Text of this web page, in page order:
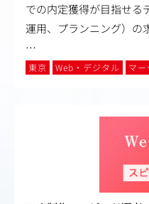
での内定獲得が目指せる
運用、プランニング）の
…
東京 Web・デジタル マー